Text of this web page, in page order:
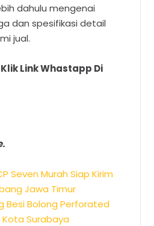
dahulu mengenai
dan spesifikasi detail
jual.
Link Whastapp Di
Seven Murah Siap Kirim
Jawa Timur
Besi Bolong Perforated
Surabaya